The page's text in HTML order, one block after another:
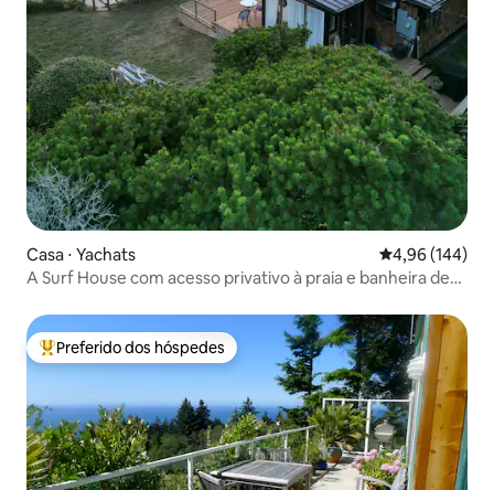
Casa ⋅ Yachats 4,96 de uma
4,96 (144)
A Surf House com acesso privativo à praia e banheira de
Entre os melhores preferidos dos hóspedes
Preferido dos hóspedes